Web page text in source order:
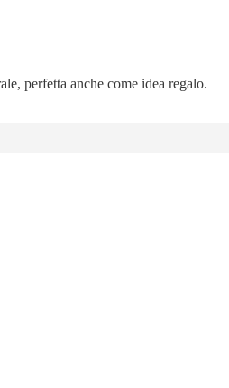
perfetta anche come idea regalo.